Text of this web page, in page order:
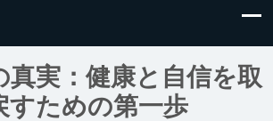
真実：健康と自信を取
すための第一歩